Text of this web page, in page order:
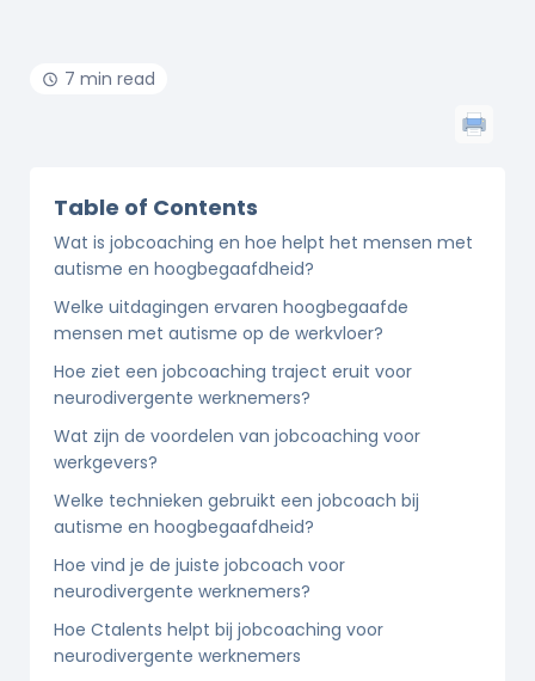
7 min read
Table of Contents
Wat is jobcoaching en hoe helpt het mensen met
autisme en hoogbegaafdheid?
Welke uitdagingen ervaren hoogbegaafde
mensen met autisme op de werkvloer?
Hoe ziet een jobcoaching traject eruit voor
neurodivergente werknemers?
Wat zijn de voordelen van jobcoaching voor
werkgevers?
Welke technieken gebruikt een jobcoach bij
autisme en hoogbegaafdheid?
Hoe vind je de juiste jobcoach voor
neurodivergente werknemers?
Hoe Ctalents helpt bij jobcoaching voor
neurodivergente werknemers